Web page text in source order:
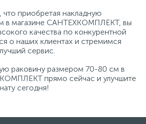
приобретая накладную
в магазине САНТЕХКОМПЛЕКТ, вы
качества по конкурентной
о наших клиентах и стремимся
сервис.
раковину размером 70-80 см в
прямо сейчас и улучшите
сегодня!